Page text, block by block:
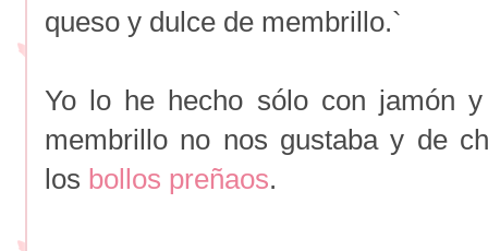
queso y dulce de membrillo.`
Yo lo he hecho sólo con jamón
membrillo no nos gustaba y de
los bollos preñaos.